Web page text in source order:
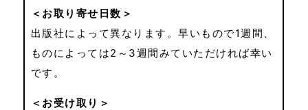
＜お取り寄せ日数＞
出版社によって異なります。早いもので1週間、
ものによっては2～3週間みていただければ幸い
です。
＜お受け取り＞